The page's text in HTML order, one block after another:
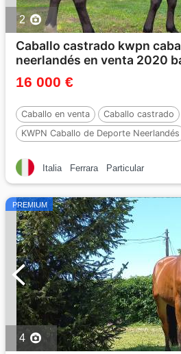
2
Caballo castrado kwpn
neerlandés en venta 2020
16 000 €
Caballo en venta
Caballo castrado
KWPN Caballo de Deporte Neerlandés
Italia
Ferrara Particular
PREMIUM
4